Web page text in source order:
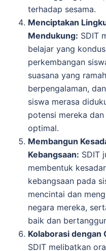
terhadap sesama.
Menciptakan
Mendukung: SDIT
belajar yang
perkembangan
suasana yang
berpengalaman,
siswa merasa
potensi mereka
optimal.
Membangun
Kebangsaan: SDIT
membentuk
kebangsaan pada
mencintai dan
negara mereka,
baik dan
Kolaborasi dengan
SDIT melibatkan